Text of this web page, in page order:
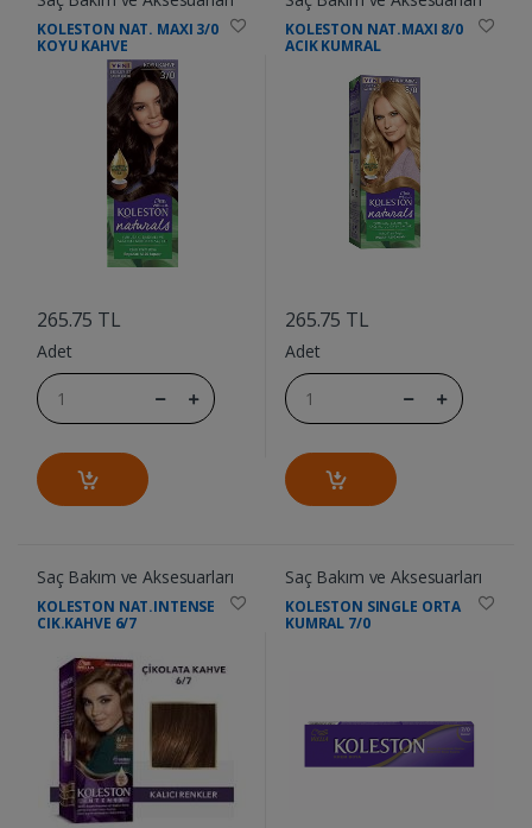
KOLESTON NAT. MAXI 3/0
KOYU KAHVE
265.75 TL
Adet
KOLESTON NAT.MAXI 8/0
ACIK KUMRAL
265.75 TL
Adet
Saç Bakım ve Aksesuarları
KOLESTON NAT.INTENSE
CIK.KAHVE 6/7
Saç Bakım ve Aksesuarları
KOLESTON SINGLE ORTA
KUMRAL 7/0